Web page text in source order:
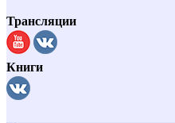
Трансляции
Книги